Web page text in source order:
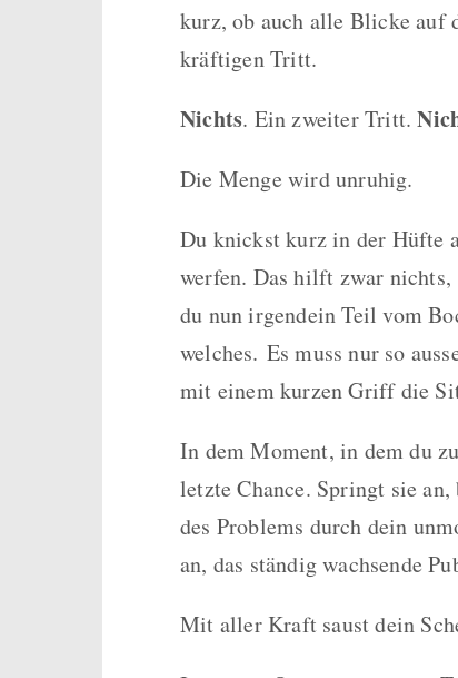
kurz, ob auch alle Blicke auf
kräftigen Tritt.
Nichts. Ein zweiter Tritt.
Die Menge wird unruhig.
Du knickst kurz in der Hüfte
werfen. Das hilft zwar
du nun irgendein Teil vom
welches. Es muss nur so
mit einem kurzen Griff die
In dem Moment, in dem du
letzte Chance. Springt sie
des Problems durch dein
an, das ständig wachsende
Mit aller Kraft saust dein